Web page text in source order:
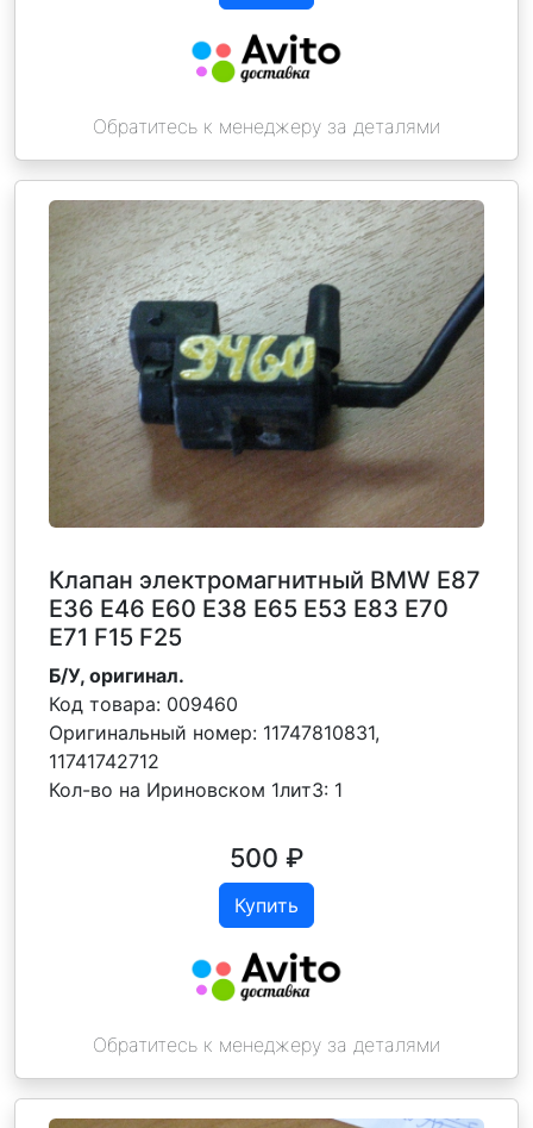
Обратитесь к менеджеру за деталями
Клапан электромагнитный BMW E87
E36 E46 E60 E38 E65 E53 E83 E70
E71 F15 F25
Б/У, оригинал.
Код товара: 009460
Оригинальный номер: 11747810831,
11741742712
Кол-во на Ириновском 1лит3: 1
500 ₽
Купить
Обратитесь к менеджеру за деталями